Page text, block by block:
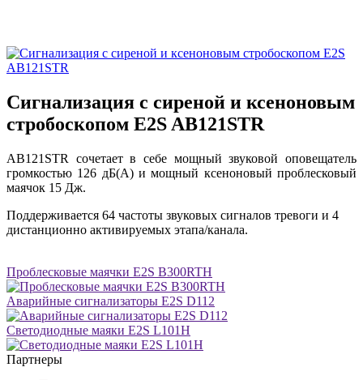
Сигнализация с сиреной и ксеноновым
стробоскопом E2S AB121STR
AB121STR сочетает в себе мощный звуковой оповещатель
громкостью 126 дБ(A) и мощный ксеноновый проблесковый
маячок 15 Дж.
Поддерживается 64 частоты звуковых сигналов тревоги и 4
дистанционно активируемых этапа/канала.
Проблесковые маячки E2S B300RTH
Аварийные сигнализаторы E2S D112
Светодиодные маяки E2S L101H
Партнеры